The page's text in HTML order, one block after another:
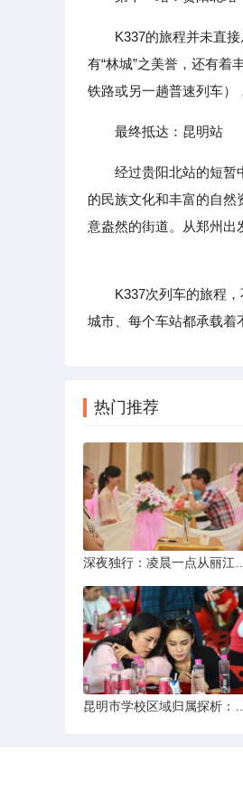
K337的旅程并未直
有“林城”之美誉，还有着
铁路或另一趟普速列车）
最终抵达：昆明站
经过贵阳北站的短暂
的民族文化和丰富的自
意盎然的街道。从郑州出
K337次列车的旅程，
城市、每个车站都承载着
热门推荐